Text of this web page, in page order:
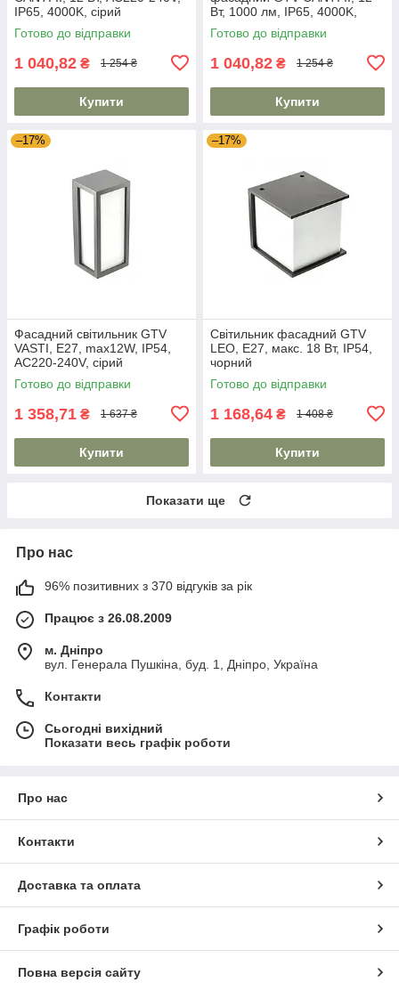
IP65, 4000K, сірий
Готово до відправки
1 040,82 ₴ 1 254 ₴
Купити
Вт, 1000 лм, IP65, 4000K,
чорний
Готово до відправки
1 040,82 ₴ 1 254 ₴
Купити
–17%
Фасадний світильник GTV
VASTI, E27, max12W, IP54,
AC220-240V, сірий
Готово до відправки
1 358,71 ₴ 1 637 ₴
Купити
–17%
Світильник фасадний GTV
LEO, E27, макс. 18 Вт, IP54,
чорний
Готово до відправки
1 168,64 ₴ 1 408 ₴
Купити
Показати ще
Про нас
96% позитивних з 370 відгуків за рік
Працює з 26.08.2009
м. Дніпро
вул. Генерала Пушкіна, буд. 1, Дніпро, Україна
Контакти
Сьогодні вихідний
Показати весь графік роботи
Про нас
Контакти
Доставка та оплата
Графік роботи
Повна версія сайту